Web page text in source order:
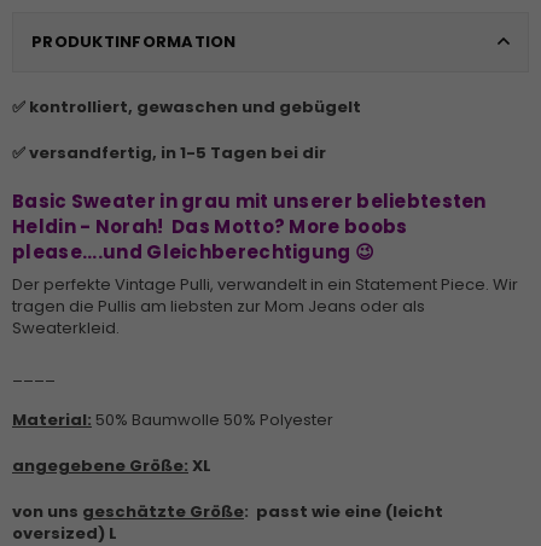
PRODUKTINFORMATION
✅ kontrolliert, gewaschen und gebügelt
✅ versandfertig, in 1-5 Tagen bei dir
Basic Sweater in grau mit unserer beliebtesten
Heldin - Norah! Das Motto? More boobs
please....und Gleichberechtigung 😉
Der perfekte Vintage Pulli, verwandelt in ein Statement Piece. Wir
tragen die Pullis am liebsten zur Mom Jeans oder als
Sweaterkleid.
Material: 50% Baumwolle 50% Polyester
angegebene Größe: XL
von uns geschätzte Größe: passt wie eine (leicht
oversized) L